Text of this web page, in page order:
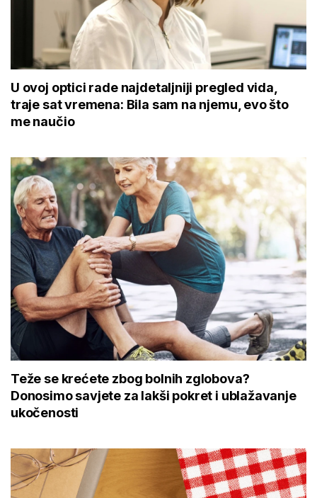
U ovoj optici rade najdetaljniji pregled vida,
traje sat vremena: Bila sam na njemu, evo što
me naučio
Teže se krećete zbog bolnih zglobova?
Donosimo savjete za lakši pokret i ublažavanje
ukočenosti